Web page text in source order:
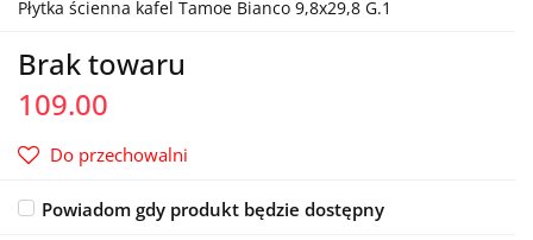
Płytka ścienna kafel Tamoe Bianco 9,8x29,8 G.1
Brak towaru
109.00
Do przechowalni
Powiadom gdy produkt będzie dostępny